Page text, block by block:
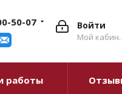
Войти
50-07
работы